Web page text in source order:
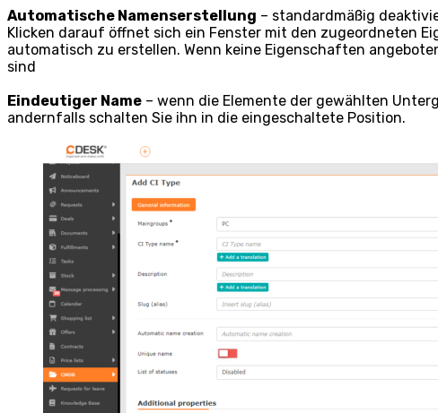
Automatische Namenserstellung – standardmäßig
Klicken darauf öffnet sich ein Fenster mit den zugeordneten
automatisch zu erstellen. Wenn keine Eigenschaften
sind
Eindeutiger Name – wenn die Elemente der gewählten
andernfalls schalten Sie ihn in die eingeschaltete Position.